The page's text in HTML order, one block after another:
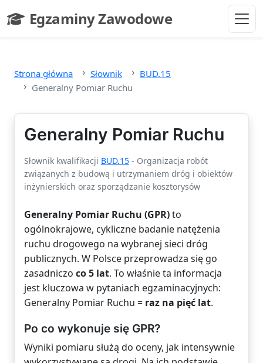
Egzaminy Zawodowe
- strona główna
Strona główna Słownik
BUD.15
Generalny Pomiar Ruchu
Generalny Pomiar Ruchu
Słownik kwalifikacji BUD.15 - Organizacja robót
związanych z budową i utrzymaniem dróg i obiektów
inżynierskich oraz sporządzanie kosztorysów
Generalny Pomiar Ruchu (GPR)to
ogólnokrajowe, cykliczne badanie natężenia
ruchu drogowego na wybranej sieci dróg
publicznych. W Polsce przeprowadza się go
zasadniczo co 5 lat. To właśnie ta informacja
jest kluczowa w pytaniach egzaminacyjnych:
Generalny Pomiar Ruchu = raz na pięć lat.
Po co wykonuje się GPR?
Wyniki pomiaru służą do oceny, jak intensywnie